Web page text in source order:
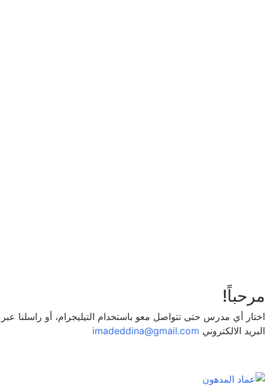
مرحباً!
اختار أي مدرس حتى تتواصل معو باستخدام التيليجرام، أو راسلنا عبر
البريد الالكتروني imadeddina@gmail.com